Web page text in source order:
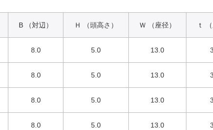
B （対辺） Ｈ （頭高さ） Ｗ （座径） ｔ
8.0 5.0 13.0
8.0 5.0 13.0
8.0 5.0 13.0
8.0 5.0 13.0